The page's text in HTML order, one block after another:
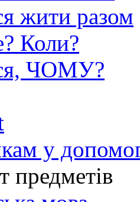
жити разом
Коли?
ЧОМУ?
у
предметів